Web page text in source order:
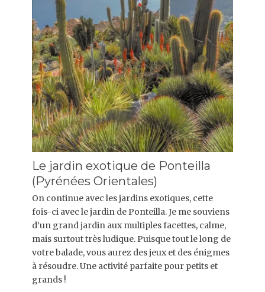
Le jardin exotique de Ponteilla
(Pyrénées Orientales)
On continue avec les jardins exotiques, cette
fois-ci avec le jardin de Ponteilla. Je me souviens
d’un grand jardin aux multiples facettes, calme,
mais surtout très ludique. Puisque tout le long de
votre balade, vous aurez des jeux et des énigmes
à résoudre. Une activité parfaite pour petits et
grands !